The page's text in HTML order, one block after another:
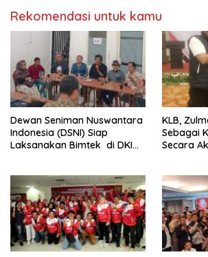
Rekomendasi untuk kamu
Dewan Seniman Nuswantara
Indonesia (DSNI) Siap
Laksanakan Bimtek di DKI
KLB,
Sebagai
Secara